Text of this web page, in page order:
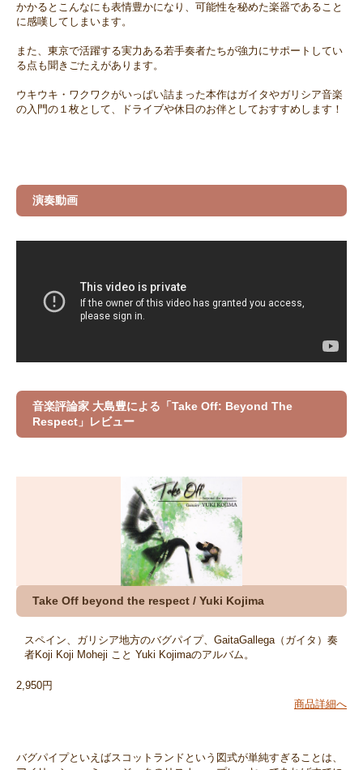
かかるとこんなにも表情豊かになり、可能性を秘めた楽器であること
に感嘆してしまいます。
また、東京で活躍する実力ある若手奏者たちが強力にサポートしてい
る点も聞きごたえがあります。
ウキウキ・ワクワクがいっぱい詰まった本作はガイタやガリシア音楽
の入門の１枚として、ドライブや休日のお伴としておすすめします！
演奏動画
音楽評論家 大島豊による「Take Off: Beyond The
Respect」レビュー
Take Off beyond the respect / Yuki Kojima
スペイン、ガリシア地方のバグパイプ、GaitaGallega（ガイタ）奏
者Koji Koji Moheji こと Yuki Kojimaのアルバム。
2,950円
商品詳細へ
バグパイプといえばスコットランドという図式が単純すぎることは、